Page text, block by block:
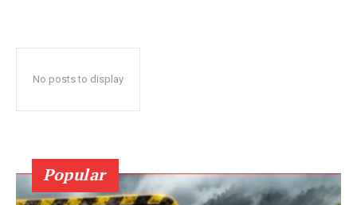
No posts to display
Popular